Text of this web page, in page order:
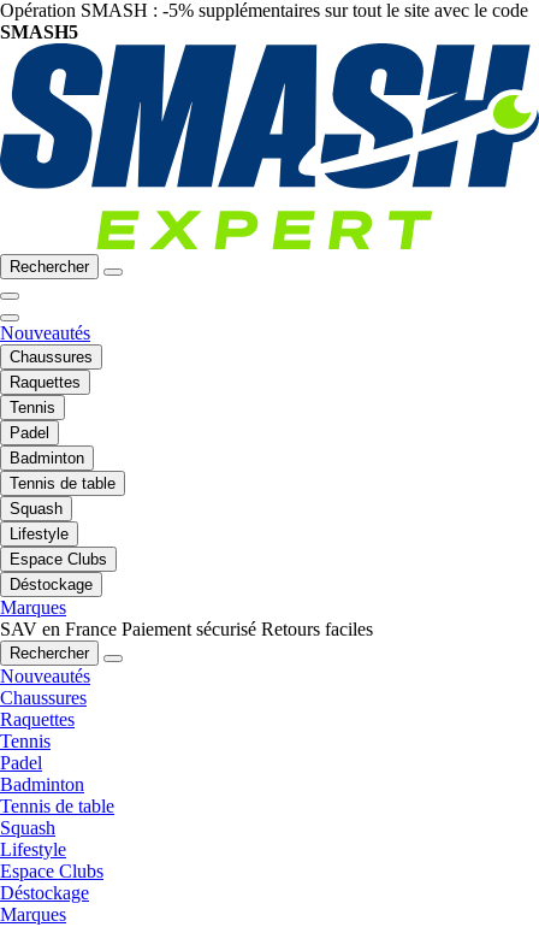
Opération SMASH : -5% supplémentaires sur tout le site avec le code
SMASH5
Rechercher
Nouveautés
Chaussures
Raquettes
Tennis
Padel
Badminton
Tennis de table
Squash
Lifestyle
Espace Clubs
Déstockage
Marques
SAV en France Paiement sécurisé Retours faciles
Rechercher
Nouveautés
Chaussures
Raquettes
Tennis
Padel
Badminton
Tennis de table
Squash
Lifestyle
Espace Clubs
Déstockage
Marques